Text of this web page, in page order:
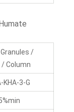
/
/ Column
KHA-3-G